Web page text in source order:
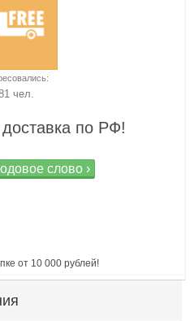
чел.
по РФ!
слово ›
от 10 000 рублей!